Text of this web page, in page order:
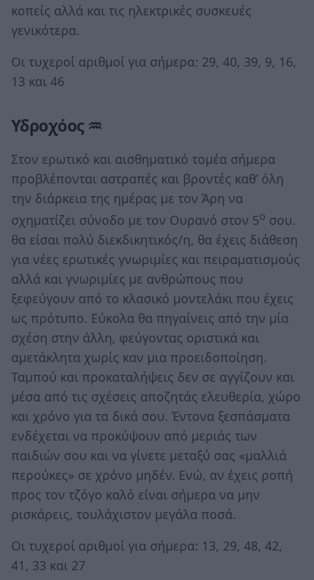
κοπείς αλλά και τις ηλεκτρικές συσκευές
γενικότερα.
Οι τυχεροί αριθμοί για σήμερα: 29, 40, 39, 9, 16,
13 και 46
Υδροχόος ♒
Στον ερωτικό και αισθηματικό τομέα σήμερα
προβλέπονται αστραπές και βροντές καθ’ όλη
την διάρκεια της ημέρας με τον Άρη να
σχηματίζει σύνοδο με τον Ουρανό στον 5ο σου.
θα είσαι πολύ διεκδικητικός/η, θα έχεις διάθεση
για νέες ερωτικές γνωριμίες και πειραματισμούς
αλλά και γνωριμίες με ανθρώπους που
ξεφεύγουν από το κλασικό μοντελάκι που έχεις
ως πρότυπο. Εύκολα θα πηγαίνεις από την μία
σχέση στην άλλη, φεύγοντας οριστικά και
αμετάκλητα χωρίς καν μια προειδοποίηση.
Ταμπού και προκαταλήψεις δεν σε αγγίζουν και
μέσα από τις σχέσεις αποζητάς ελευθερία, χώρο
και χρόνο για τα δικά σου. Έντονα ξεσπάσματα
ενδέχεται να προκύψουν από μεριάς των
παιδιών σου και να γίνετε μεταξύ σας «μαλλιά
περούκες» σε χρόνο μηδέν. Ενώ, αν έχεις ροπή
προς τον τζόγο καλό είναι σήμερα να μην
ρισκάρεις, τουλάχιστον μεγάλα ποσά.
Οι τυχεροί αριθμοί για σήμερα: 13, 29, 48, 42,
41, 33 και 27